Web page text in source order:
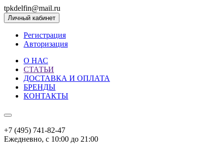
tpkdelfin@mail.ru
Личный кабинет
Регистрация
Авторизация
О НАС
СТАТЬИ
ДОСТАВКА И ОПЛАТА
БРЕНДЫ
КОНТАКТЫ
+7 (495) 741-82-47
Ежедневно, с 10:00 до 21:00